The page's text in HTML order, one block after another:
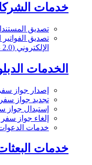
خدمات
تصديق
تصديق
الإلكتروني (eDAS 2.0)
الخدمات
إصدار جواز
تجديد جواز
إستبدال
إلغاء جواز
خدمات
خدمات البعثات